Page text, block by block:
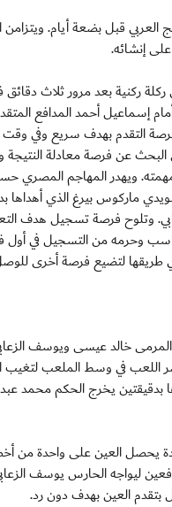
العربي قبل بضعة أيام.
ركلة ركنية بعد مرور ثلاث
إسماعيل أحمد المدافع
التقدم بهدف سريع وفي وقت
عن فرصة معادلة النتيجة
ويهدر المهاجم
ماركوس بيرغ الذي أهداها
وتلوح فرصة تسجيل هدف
المناسب وحرمه من التسجيل في
في طريقها لتضيع فرصة أخرى
خالد عيسى ويوسف
اللعب في وسط الملعب لتغيب
يخرج الحكم محمد
يحصل العين على واحدة من
ليواجه الحارس يوسف
بتقدم العين بهدف دون رد.